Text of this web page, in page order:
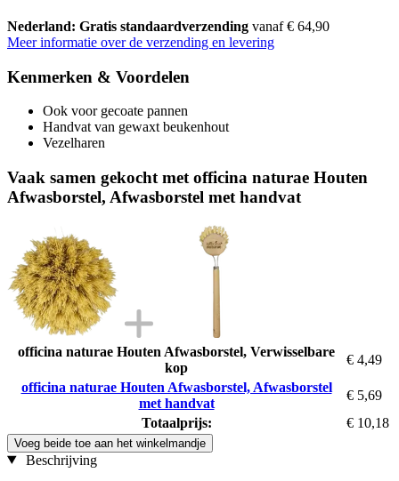
Nederland: Gratis standaardverzending vanaf € 64,90
Meer informatie over de verzending en levering
Kenmerken & Voordelen
Ook voor gecoate pannen
Handvat van gewaxt beukenhout
Vezelharen
Vaak samen gekocht met officina naturae Houten
Afwasborstel, Afwasborstel met handvat
officina naturae Houten Afwasborstel, Verwisselbare
kop
€ 4,49
officina naturae Houten Afwasborstel, Afwasborstel
met handvat
€ 5,69
Totaalprijs:
€ 10,18
Voeg beide toe aan het winkelmandje
Beschrijving